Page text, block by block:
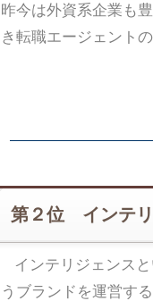
昨今は外資系企業も
き転職エージェント
第２位 インテ
インテリジェンス
うブランドを運営する